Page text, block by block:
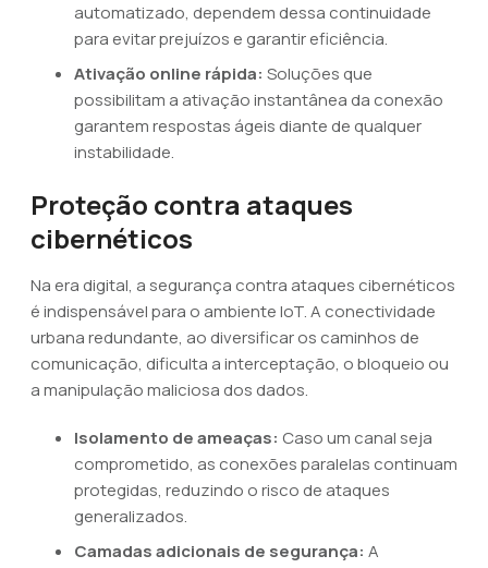
automatizado, dependem dessa continuidade
para evitar prejuízos e garantir eficiência.
Ativação online rápida: Soluções que
possibilitam a ativação instantânea da conexão
garantem respostas ágeis diante de qualquer
instabilidade.
Proteção contra ataques
cibernéticos
Na era digital, a segurança contra ataques cibernéticos
é indispensável para o ambiente IoT. A conectividade
urbana redundante, ao diversificar os caminhos de
comunicação, dificulta a interceptação, o bloqueio ou
a manipulação maliciosa dos dados.
Isolamento de ameaças: Caso um canal seja
comprometido, as conexões paralelas continuam
protegidas, reduzindo o risco de ataques
generalizados.
Camadas adicionais de segurança: A